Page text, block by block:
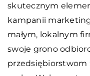
skutecznym
kampanii
małym, lokalnym
swoje grono
przedsiębiorstwom